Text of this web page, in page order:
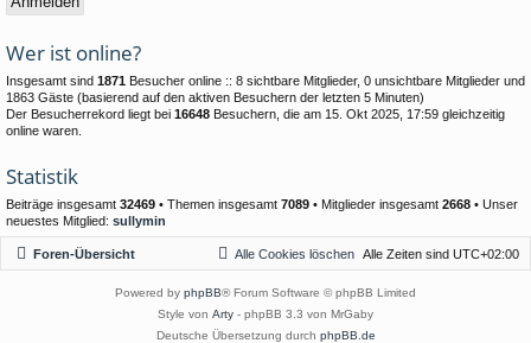
Wer ist online?
Insgesamt sind 1871 Besucher online :: 8 sichtbare Mitglieder, 0 unsichtbare Mitglieder und
1863 Gäste (basierend auf den aktiven Besuchern der letzten 5 Minuten)
Der Besucherrekord liegt bei 16648 Besuchern, die am 15. Okt 2025, 17:59 gleichzeitig
online waren.
Statistik
Beiträge insgesamt 32469 • Themen insgesamt 7089 • Mitglieder insgesamt 2668 • Unser
neuestes Mitglied: sullymin
Foren-Übersicht Alle Zeiten sind UTC+02:00
Alle Cookies löschen
Powered by phpBB® Forum Software © phpBB Limited
Style von Arty - phpBB 3.3 von MrGaby
Deutsche Übersetzung durch phpBB.de